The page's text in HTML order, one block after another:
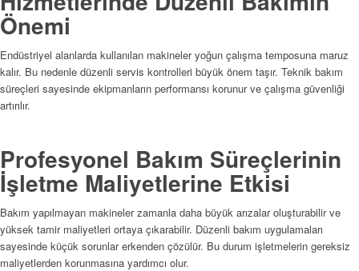
Önemi
Endüstriyel alanlarda kullanılan makineler yoğun çalışma temposuna maruz
kalır. Bu nedenle düzenli servis kontrolleri büyük önem taşır. Teknik bakım
süreçleri sayesinde ekipmanların performansı korunur ve çalışma güvenliği
artırılır.
Profesyonel Bakım Süreçlerinin
İşletme Maliyetlerine Etkisi
Bakım yapılmayan makineler zamanla daha büyük arızalar oluşturabilir ve
yüksek tamir maliyetleri ortaya çıkarabilir. Düzenli bakım uygulamaları
sayesinde küçük sorunlar erkenden çözülür. Bu durum işletmelerin gereksiz
maliyetlerden korunmasına yardımcı olur.